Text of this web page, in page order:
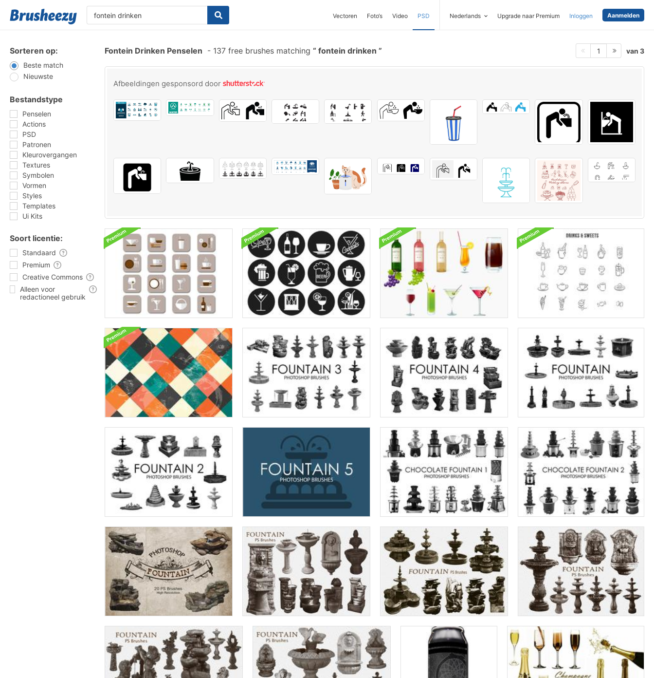
Vectoren Foto‘s Video PSD Nederlands Upgrade naar Premium Inloggen Aanmelden
Sorteren op:
Beste match
Nieuwste
Bestandstype
Penselen
Actions
PSD
Patronen
Kleurovergangen
Textures
Symbolen
Vormen
Styles
Templates
Ui Kits
Soort licentie:
Standaard
Premium
Creative Commons
Alleen voor
redactioneel gebruik
Fontein Drinken Penselen - 137 free brushes matching fontein drinken 1 van 3
Afbeeldingen gesponsord door